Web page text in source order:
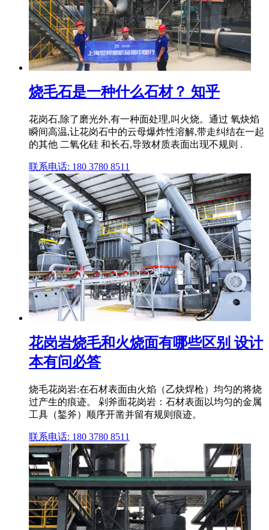
烧毛石是一种什么石材？ 知乎
花岗石,除了磨光外,有一种面处理,叫火烧。通过 氧炔焰
瞬间高温,让花岗石中的云母爆炸性溶解,带走纠结在一起
的其他 二氧化硅 和长石,导致材质表面出现不规则 .
联系电话: 180 3780 8511
花岗岩烧毛和火烧面有哪些区别 设计
本有问必答
烧毛花岗岩:在石材表面由火焰（乙炔焊枪）均匀的将烧
过产生的痕迹。 剁斧面花岗岩：石材表面以均匀的金属
工具（錾斧）顺序开凿并留有规则痕迹。
联系电话: 180 3780 8511